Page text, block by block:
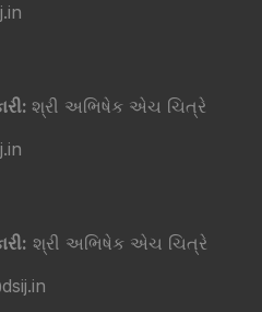
શ્રી અભિષેક એચ ચિત્રે
શ્રી અભિષેક એચ ચિત્રે